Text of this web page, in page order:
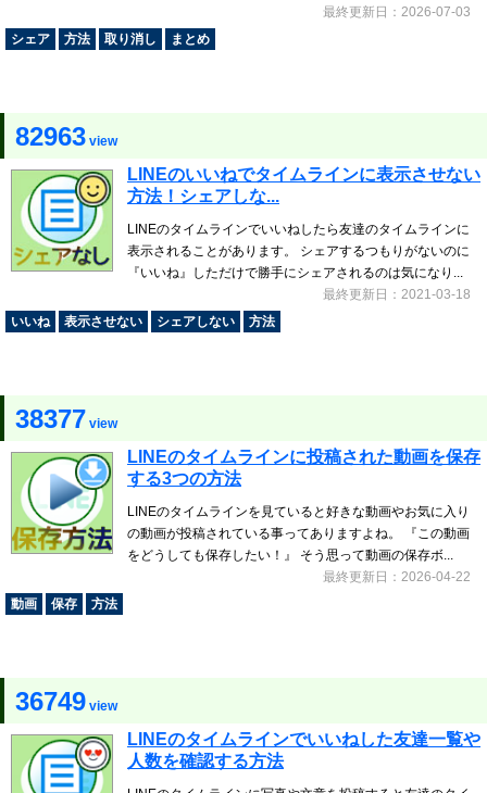
最終更新日：2026-07-03
シェア
方法 取り消し まとめ
82963 view
LINEのいいねでタイムラインに表示させない
方法！シェアしな...
LINEのタイムラインでいいねしたら友達のタイムラインに
表示されることがあります。 シェアするつもりがないのに
『いいね』しただけで勝手にシェアされるのは気になり...
最終更新日：2021-03-18
いいね
表示させない シェアしない 方法
38377 view
LINEのタイムラインに投稿された動画を保存
する3つの方法
LINEのタイムラインを見ていると好きな動画やお気に入り
の動画が投稿されている事ってありますよね。 『この動画
をどうしても保存したい！』 そう思って動画の保存ボ...
最終更新日：2026-04-22
動画
保存 方法
36749 view
LINEのタイムラインでいいねした友達一覧や
人数を確認する方法